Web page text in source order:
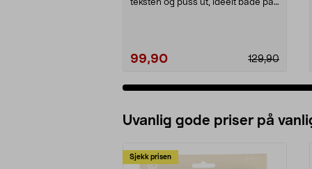
teksten og puss ut, ideelt både på
99,90 129,90
Uvanlig gode priser på
Sjekk prisen